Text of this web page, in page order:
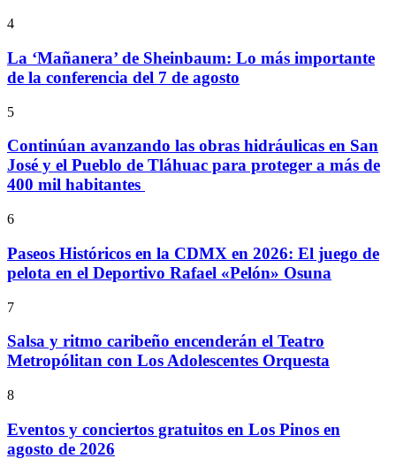
4
La ‘Mañanera’ de Sheinbaum: Lo más importante
de la conferencia del 7 de agosto
5
Continúan avanzando las obras hidráulicas en San
José y el Pueblo de Tláhuac para proteger a más de
400 mil habitantes
6
Paseos Históricos en la CDMX en 2026: El juego de
pelota en el Deportivo Rafael «Pelón» Osuna
7
Salsa y ritmo caribeño encenderán el Teatro
Metropólitan con Los Adolescentes Orquesta
8
Eventos y conciertos gratuitos en Los Pinos en
agosto de 2026